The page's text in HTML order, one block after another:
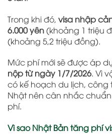
Trong khi đó, visa nhập
6.000 yên(khoảng 1 triệu
(khoảng 5,2 triệu đồng).
Mức phí mới sẽ được áp
nộp từ ngày 1/7/2026. Vì
có kế hoạch du lịch,
Nhật nên cân nhắc chuẩn
phí.
Vì sao Nhật Bản tăng phí